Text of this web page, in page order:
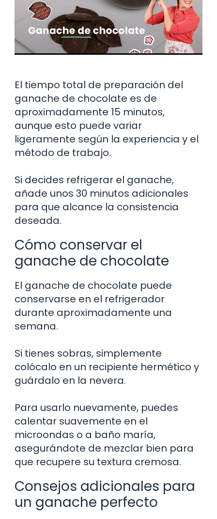
El tiempo total de preparación del
ganache de chocolate es de
aproximadamente 15 minutos,
aunque esto puede variar
ligeramente según la experiencia y el
método de trabajo.
Si decides refrigerar el ganache,
añade unos 30 minutos adicionales
para que alcance la consistencia
deseada.
Cómo conservar el
ganache de chocolate
El ganache de chocolate puede
conservarse en el refrigerador
durante aproximadamente una
semana.
Si tienes sobras, simplemente
colócalo en un recipiente hermético y
guárdalo en la nevera.
Para usarlo nuevamente, puedes
calentar suavemente en el
microondas o a baño maría,
asegurándote de mezclar bien para
que recupere su textura cremosa.
Consejos adicionales para
un ganache perfecto